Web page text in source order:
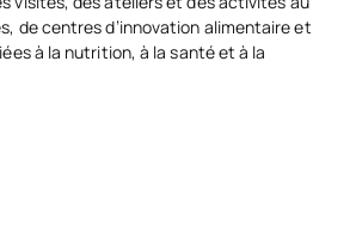
de centres d’innovation alimentaire et
à la nutrition, à la santé et à la